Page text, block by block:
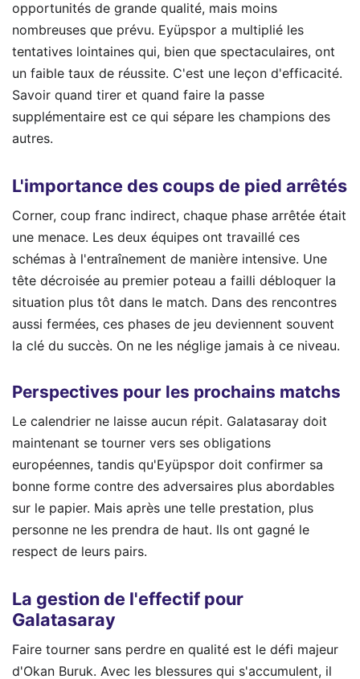
opportunités de grande qualité, mais moins
nombreuses que prévu. Eyüpspor a multiplié les
tentatives lointaines qui, bien que spectaculaires, ont
un faible taux de réussite. C'est une leçon d'efficacité.
Savoir quand tirer et quand faire la passe
supplémentaire est ce qui sépare les champions des
autres.
L'importance des coups de pied arrêtés
Corner, coup franc indirect, chaque phase arrêtée était
une menace. Les deux équipes ont travaillé ces
schémas à l'entraînement de manière intensive. Une
tête décroisée au premier poteau a failli débloquer la
situation plus tôt dans le match. Dans des rencontres
aussi fermées, ces phases de jeu deviennent souvent
la clé du succès. On ne les néglige jamais à ce niveau.
Perspectives pour les prochains matchs
Le calendrier ne laisse aucun répit. Galatasaray doit
maintenant se tourner vers ses obligations
européennes, tandis qu'Eyüpspor doit confirmer sa
bonne forme contre des adversaires plus abordables
sur le papier. Mais après une telle prestation, plus
personne ne les prendra de haut. Ils ont gagné le
respect de leurs pairs.
La gestion de l'effectif pour
Galatasaray
Faire tourner sans perdre en qualité est le défi majeur
d'Okan Buruk. Avec les blessures qui s'accumulent, il